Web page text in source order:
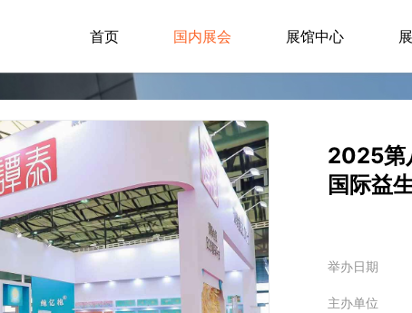
首页 国内展会 展馆中心
2025第
国际益
举办日期
主办单位